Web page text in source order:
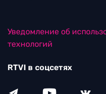
Уведомление об
технологий
RTVI в соцсетях